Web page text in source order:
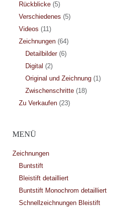
Rückblicke(5)
Verschiedenes (5)
Videos (11)
Zeichnungen(64)
Detailbilder(6)
Digital (2)
Original und Zeichnung(1)
Zwischenschritte(18)
Zu Verkaufen(23)
MENÜ
Zeichnungen
Buntstift
Bleistift detailliert
Buntstift Monochrom detailliert
Schnellzeichnungen Bleistift